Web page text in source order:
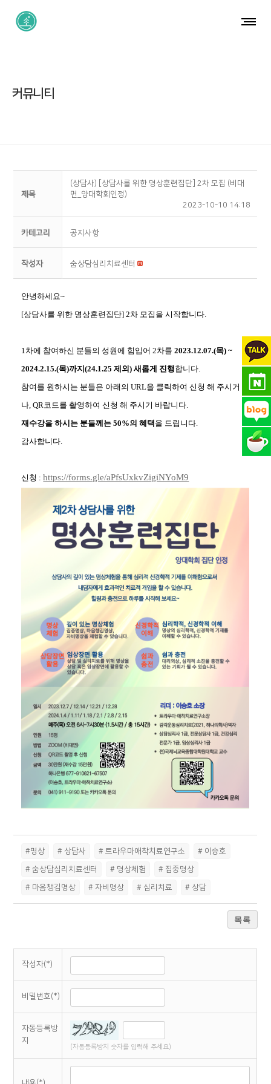
커뮤니티
제목
(상담사) [상담사를 위한 명상훈련집단] 2차 모집 (비대
면_양대학회인정)
2023-10-10 14:18
카테고리 공지사항
작성자 숨상담심리치료센터
안녕하세요~
[상담사를 위한 명상훈련집단] 2차 모집을 시작합니다.
1차에 참여하신 분들의 성원에 힘입어 2차를2023.12.07.(목) ~
2024.2.15.(목)까지(24.1.25 제외) 새롭게 진행합니다.
참여를 원하시는 분들은 아래의 URL을 클릭하여 신청 해 주시거
나, QR코드를 촬영하여 신청 해 주시기 바랍니다.
재수강을 하시는 분들께는 50%의 혜택 을 드립니다.
감사합니다.
신청 :https://forms.gle/aPfsUxkvZigiNYoM9
#명상 # 상담사 # 트라우마애착치료연구소 # 이승호
# 숨상담심리치료센터 # 명상체험 # 집중명상
# 마음챙김명상 # 자비명상 # 심리치료 # 상담
목록
작성자(*)
비밀번호(*)
자동등록방
지
(자동등록방지 숫자를 입력해 주세요)